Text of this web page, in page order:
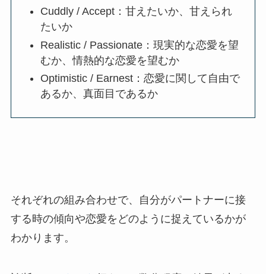
Cuddly / Accept：甘えたいか、甘えられ
たいか
Realistic / Passionate：現実的な恋愛を望
むか、情熱的な恋愛を望むか
Optimistic / Earnest：恋愛に関して自由で
あるか、真面目であるか
それぞれの組み合わせで、自分がパートナーに接
する時の傾向や恋愛をどのように捉えているかが
わかります。